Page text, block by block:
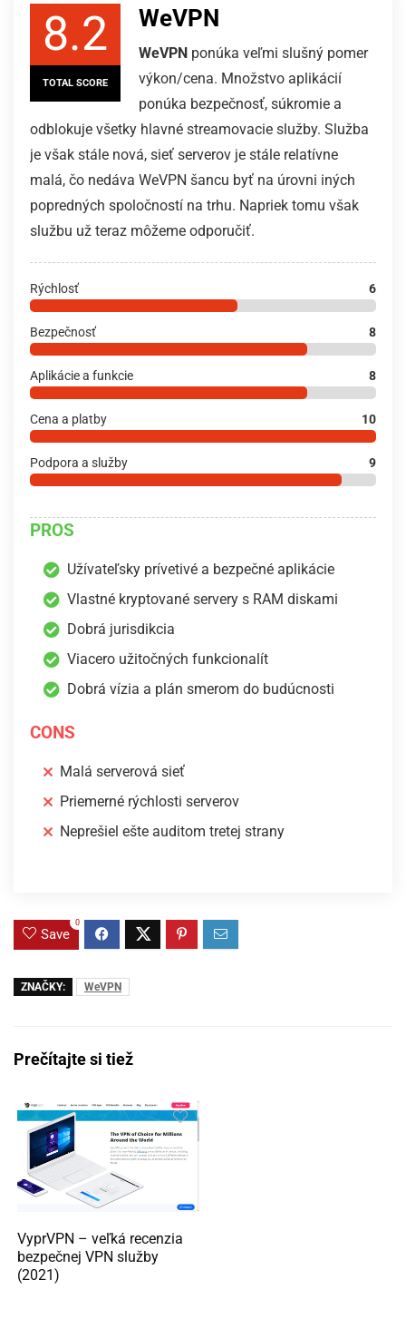
8.2
TOTAL SCORE
WeVPN
WeVPN ponúka veľmi slušný pomer
výkon/cena. Množstvo aplikácií
ponúka bezpečnosť, súkromie a
odblokuje všetky hlavné streamovacie služby. Služba
je však stále nová, sieť serverov je stále relatívne
malá, čo nedáva WeVPN šancu byť na úrovni iných
popredných spoločností na trhu. Napriek tomu však
službu už teraz môžeme odporučiť.
Rýchlosť 6
Bezpečnosť 8
Aplikácie a funkcie 8
Cena a platby 10
Podpora a služby 9
PROS
Užívateľsky prívetivé a bezpečné aplikácie
Vlastné kryptované servery s RAM diskami
Dobrá jurisdikcia
Viacero užitočných funkcionalít
Dobrá vízia a plán smerom do budúcnosti
CONS
Malá serverová sieť
Priemerné rýchlosti serverov
Neprešiel ešte auditom tretej strany
Save
0
ZNAČKY: WeVPN
Prečítajte si tiež
VyprVPN – veľká recenzia
bezpečnej VPN služby
(2021)